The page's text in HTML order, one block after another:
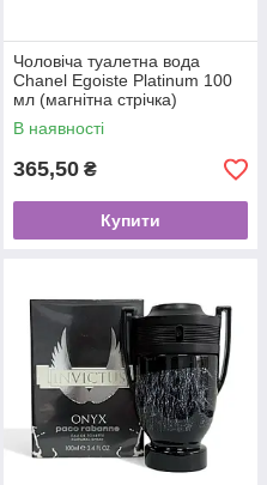
Чоловіча туалетна вода
Chanel Egoiste Platinum 100
мл (магнітна стрічка)
В наявності
365,50 ₴
Купити